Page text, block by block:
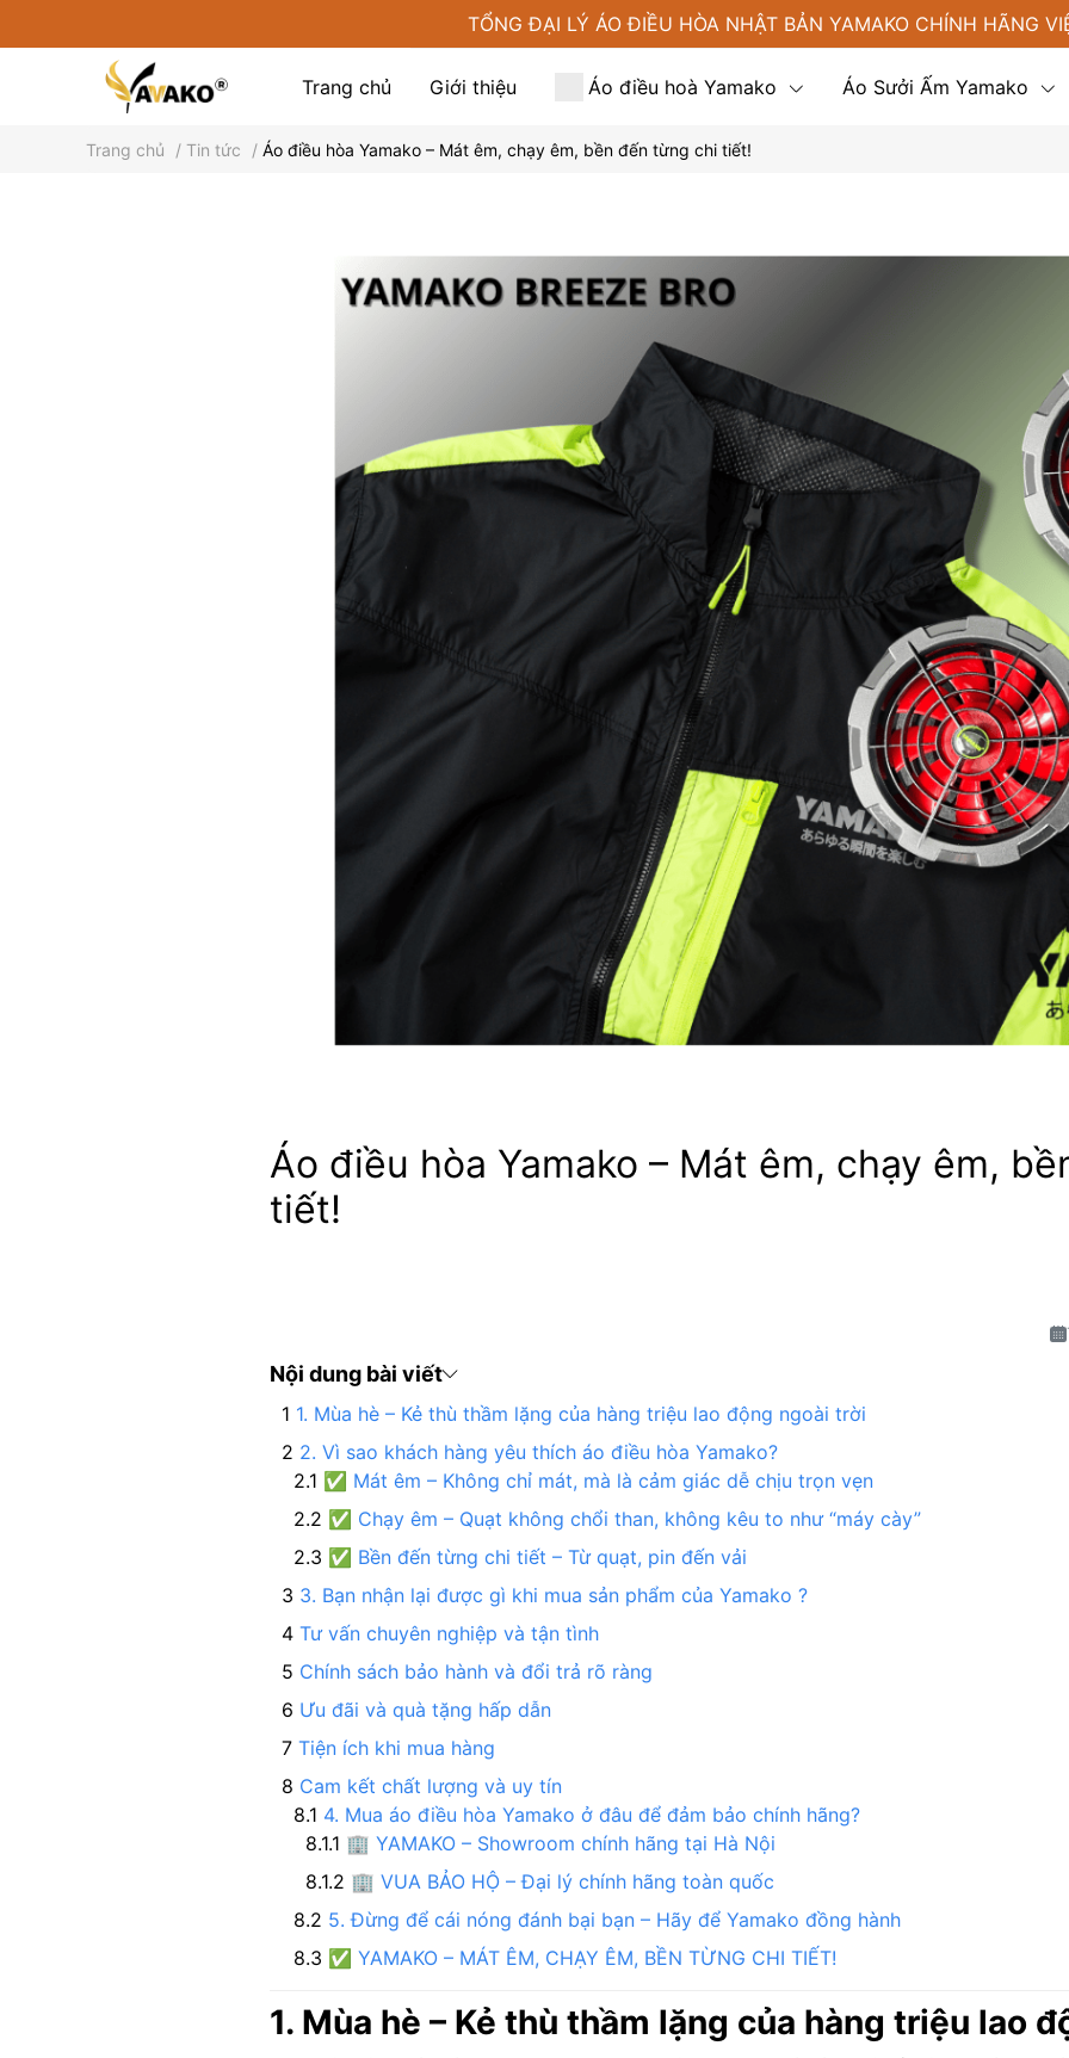
TỔNG ĐẠI LÝ ÁO ĐIỀU HÒA NHẬT BẢN YAMAKO CHÍNH HÃNG
Trang chủ Giới thiệu Áo điều hoà Yamako Áo Sưởi Ấm Yamako
Tin tức Liên hệ
Trang chủ / Tin tức / Áo điều hòa Yamako – Mát êm, chạy êm, bền đến từng chi tiết!
Áo điều hòa Yamako – Mát êm, chạy êm,
tiết!
Nội dung bài viết
1. Mùa hè – Kẻ thù thầm lặng của hàng triệu lao động ngoài trời
2. Vì sao khách hàng yêu thích áo điều hòa Yamako?
✅ Mát êm – Không chỉ mát, mà là cảm giác dễ chịu trọn vẹn
✅ Chạy êm – Quạt không chổi than, không kêu to như “máy cày”
✅ Bền đến từng chi tiết – Từ quạt, pin đến vải
3. Bạn nhận lại được gì khi mua sản phẩm của Yamako ?
Tư vấn chuyên nghiệp và tận tình
Chính sách bảo hành và đổi trả rõ ràng
Ưu đãi và quà tặng hấp dẫn
Tiện ích khi mua hàng
Cam kết chất lượng và uy tín
4. Mua áo điều hòa Yamako ở đâu để đảm bảo chính hãng?
🏢 YAMAKO – Showroom chính hãng tại Hà Nội
🏢 VUA BẢO HỘ – Đại lý chính hãng toàn quốc
5. Đừng để cái nóng đánh bại bạn – Hãy để Yamako đồng hành
✅ YAMAKO – MÁT ÊM, CHẠY ÊM, BỀN TỪNG CHI TIẾT!
1. Mùa hè – Kẻ thù thầm lặng của hàng triệu lao